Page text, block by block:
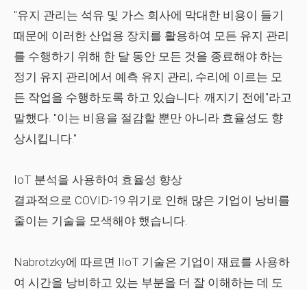
"유지 관리는 석유 및 가스 회사에 막대한 비용이 들기
때문에 이러한 산업용 장치를 활용하여 모든 유지 관리
를 수행하기 위해 한 달 동안 모든 것을 종료해야 하는
정기 유지 관리에서 예측 유지 관리, 수리에 이르는 모
든 작업을 수행하도록 하고 있습니다. 깨지기 전에"라고
말했다. "이는 비용을 절감할 뿐만 아니라 효율성도 향
상시킵니다."
IoT 분석을 사용하여 효율성 향상
결과적으로 COVID-19 위기로 인해 많은 기업이 낭비를
줄이는 기술을 모색해야 했습니다.
Nabrotzky에 따르면 IIoT 기술은 기업이 재료를 사용하
여 시간을 낭비하고 있는 부분을 더 잘 이해하는 데 도